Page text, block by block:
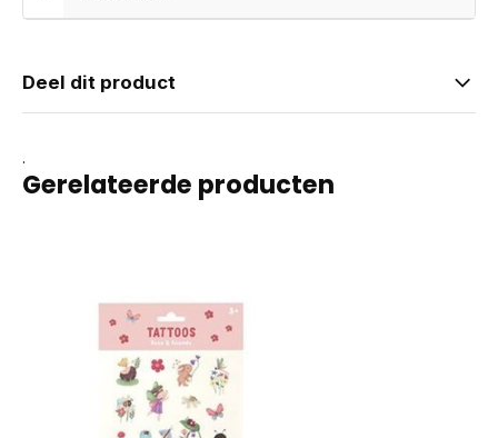
Deel dit product
.
Gerelateerde producten